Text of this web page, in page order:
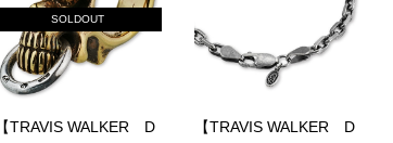
SOLDOUT
【TRAVIS WALKER D
【TRAVIS WALKER D